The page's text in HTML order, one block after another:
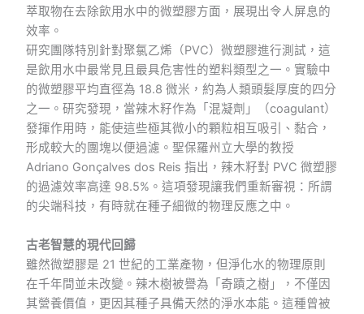
萃取物在去除飲用水中的微塑膠方面，展現出令人屏息的
效率。
研究團隊特別針對聚氯乙烯（PVC）微塑膠進行測試，這
是飲用水中最常見且最具危害性的塑料類型之一。實驗中
的微塑膠平均直徑為 18.8 微米，約為人類頭髮厚度的四分
之一。研究發現，當辣木籽作為「混凝劑」（coagulant）
發揮作用時，能使這些極其微小的顆粒相互吸引、黏合，
形成較大的團塊以便過濾。聖保羅州立大學的教授
Adriano Gonçalves dos Reis 指出，辣木籽對 PVC 微塑膠
的過濾效率高達 98.5%。這項發現讓我們重新審視：所謂
的尖端科技，有時就在種子細微的物理反應之中。
古老智慧的現代回歸
雖然微塑膠是 21 世紀的工業產物，但淨化水的物理原則
在千年間並未改變。辣木樹被譽為「奇蹟之樹」，不僅因
其營養價值，更因其種子具備天然的淨水本能。這種曾被